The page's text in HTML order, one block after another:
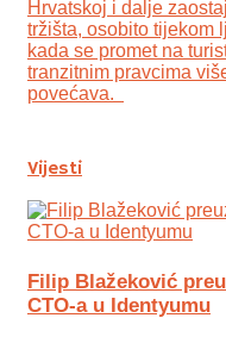
Hrvatskoj i dalje
tržišta, osobito tijekom
kada se promet na
tranzitnim pravcima
povećava.
Vijesti
Filip Blažeković
CTO-a u Identyumu